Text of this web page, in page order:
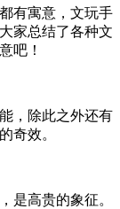
有寓意，文玩手
家总结了各种文
吧！
，除此之外还有
奇效。
是高贵的象征。